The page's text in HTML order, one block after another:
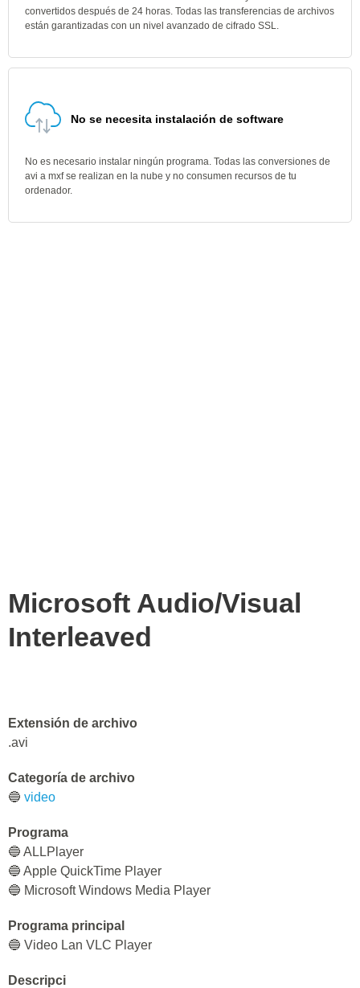
convertidos después de 24 horas. Todas las transferencias de archivos
están garantizadas con un nivel avanzado de cifrado SSL.
No se necesita instalación de software
No es necesario instalar ningún programa. Todas las conversiones de
avi a mxf se realizan en la nube y no consumen recursos de tu
ordenador.
Microsoft Audio/Visual
Interleaved
Extensión de archivo
.avi
Categoría de archivo
🔵 video
Programa
🔵 ALLPlayer
🔵 Apple QuickTime Player
🔵 Microsoft Windows Media Player
Programa principal
🔵 Video Lan VLC Player
Descripci